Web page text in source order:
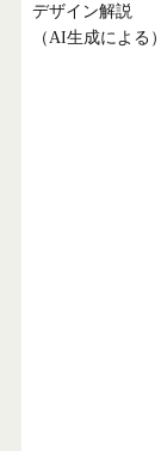
デザイン解説
（AI生成による）